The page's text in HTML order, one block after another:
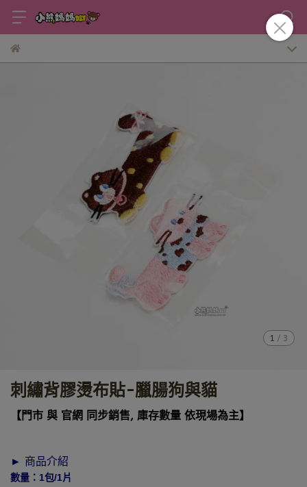
1 / 3
刺繡背膠燙布貼-臘腸狗與貓
【門市 與 官網 同步銷售, 庫存數量 依現場為主】
► 商品介紹
數量：1包/1片